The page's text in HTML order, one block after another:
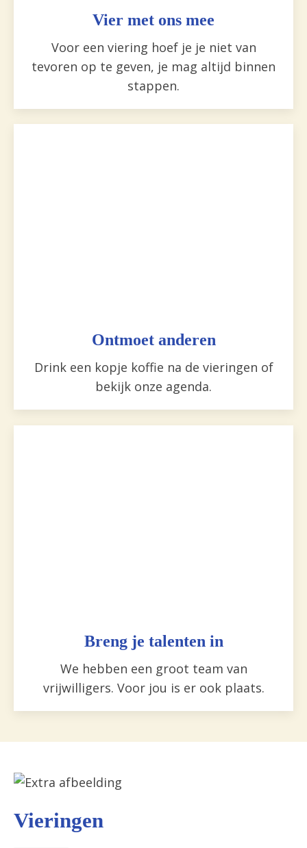
Vier met ons mee
Voor een viering hoef je je niet van
tevoren op te geven, je mag altijd binnen
stappen.
Ontmoet anderen
Drink een kopje koffie na de vieringen of
bekijk onze agenda.
Breng je talenten in
We hebben een groot team van
vrijwilligers. Voor jou is er ook plaats.
Vieringen